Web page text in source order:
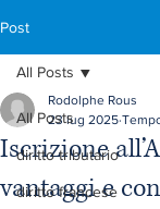
Post
All Posts
diritto tributario
diritto francese
All Posts
Iscrizione
vantaggi e
Rodolphe Rous
23 lug 2025